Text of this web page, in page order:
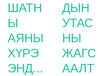
ШАТН
Ы
АЯНЫ
ХҮРЭ
ЭНД...
ДЫН
УТАС
НЫ
ЖАГС
ААЛТ